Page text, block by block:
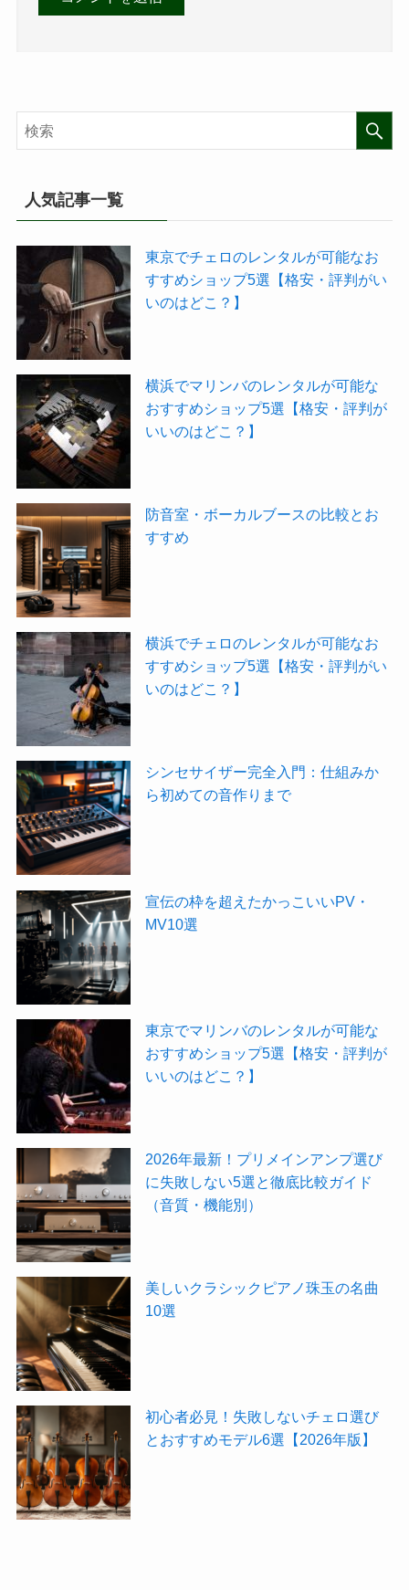
人気記事一覧
東京でチェロのレンタルが可能なお
すすめショップ5選【格安・評判がい
いのはどこ？】
横浜でマリンバのレンタルが可能な
おすすめショップ5選【格安・評判が
いいのはどこ？】
防音室・ボーカルブースの比較とお
すすめ
横浜でチェロのレンタルが可能なお
すすめショップ5選【格安・評判がい
いのはどこ？】
シンセサイザー完全入門：仕組みか
ら初めての音作りまで
宣伝の枠を超えたかっこいいPV・
MV10選
東京でマリンバのレンタルが可能な
おすすめショップ5選【格安・評判が
いいのはどこ？】
2026年最新！プリメインアンプ選び
に失敗しない5選と徹底比較ガイド
（音質・機能別）
美しいクラシックピアノ珠玉の名曲
10選
初心者必見！失敗しないチェロ選び
とおすすめモデル6選【2026年版】